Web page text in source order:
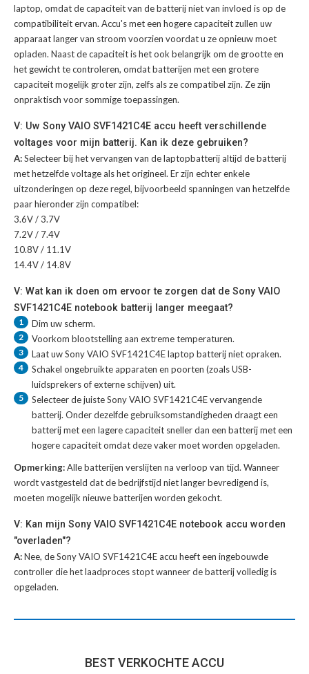
laptop, omdat de capaciteit van de batterij niet van invloed is op de
compatibiliteit ervan. Accu's met een hogere capaciteit zullen uw
apparaat langer van stroom voorzien voordat u ze opnieuw moet
opladen. Naast de capaciteit is het ook belangrijk om de grootte en
het gewicht te controleren, omdat batterijen met een grotere
capaciteit mogelijk groter zijn, zelfs als ze compatibel zijn. Ze zijn
onpraktisch voor sommige toepassingen.
V: Uw Sony VAIO SVF1421C4E accu heeft verschillende
voltages voor mijn batterij. Kan ik deze gebruiken?
A:Selecteer bij het vervangen van de laptopbatterij altijd de batterij
met hetzelfde voltage als het origineel. Er zijn echter enkele
uitzonderingen op deze regel, bijvoorbeeld spanningen van hetzelfde
paar hieronder zijn compatibel:
3.6V / 3.7V
7.2V / 7.4V
10.8V / 11.1V
14.4V / 14.8V
V: Wat kan ik doen om ervoor te zorgen dat de Sony VAIO
SVF1421C4E notebook batterij langer meegaat?
1 Dim uw scherm.
2 Voorkom blootstelling aan extreme temperaturen.
3 Laat uwSony VAIO SVF1421C4E laptop batterijniet opraken.
4
Schakel ongebruikte apparaten en poorten (zoals USB-
luidsprekers of externe schijven) uit.
5 Selecteer de juisteSony VAIO SVF1421C4E vervangende
batterij. Onder dezelfde gebruiksomstandigheden draagt een
batterij met een lagere capaciteit sneller dan een batterij met een
hogere capaciteit omdat deze vaker moet worden opgeladen.
Opmerking:Alle batterijen verslijten na verloop van tijd. Wanneer
wordt vastgesteld dat de bedrijfstijd niet langer bevredigend is,
moeten mogelijk nieuwe batterijen worden gekocht.
V: Kan mijn Sony VAIO SVF1421C4E notebook accu worden
"overladen"?
A:Nee, de Sony VAIO SVF1421C4E accu heeft een ingebouwde
controller die het laadproces stopt wanneer de batterij volledig is
opgeladen.
BEST VERKOCHTE ACCU